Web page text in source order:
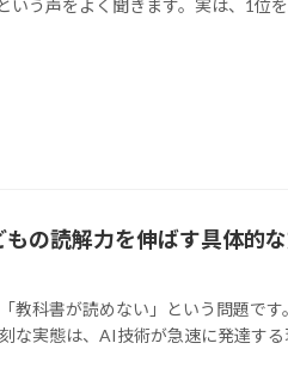
う声をよく聞きます。実は、1位
の読解力を伸ばす具体的
教科書が読めない」という問題で
な実態は、AI技術が急速に発達す